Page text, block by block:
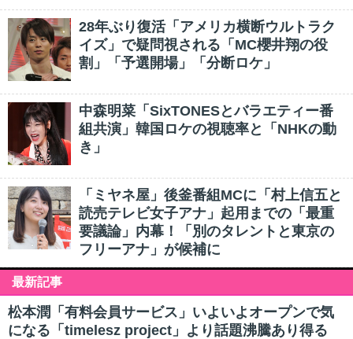
28年ぶり復活「アメリカ横断ウルトラク
イズ」で疑問視される「MC櫻井翔の役
割」「予選開場」「分断ロケ」
中森明菜「SixTONESとバラエティー番
組共演」韓国ロケの視聴率と「NHKの動
き」
「ミヤネ屋」後釜番組MCに「村上信五と
読売テレビ女子アナ」起用までの「最重
要議論」内幕！「別のタレントと東京の
フリーアナ」が候補に
最新記事
松本潤「有料会員サービス」いよいよオープンで気
になる「timelesz project」より話題沸騰あり得る